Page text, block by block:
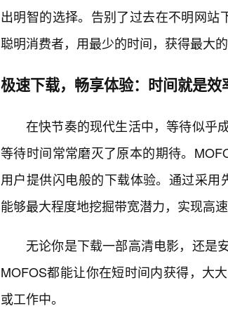
出明智的选择。告别了过去在不明网站
聪明消费者，用最少的时间，获得最大的
极速下载，畅享体验：时间就是效
在快节奏的现代生活中，等待似乎
等待时间常常磨灭了原本的期待。
用户提供闪电般的下载体验。通过采
能够最大程度地挖掘带宽潜力，实现高速
无论你是下载一部高清电影，还是
MOFOS都能让你在短时间内获得，大
或工作中。